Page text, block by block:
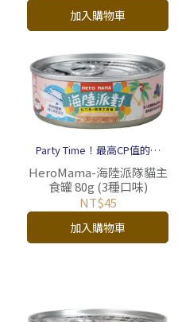
加入購物車
Party Time！最高CP值的國
民主食罐來了
HeroMama-海陸派隊貓主
食罐 80g (3種口味)
NT$45
加入購物車